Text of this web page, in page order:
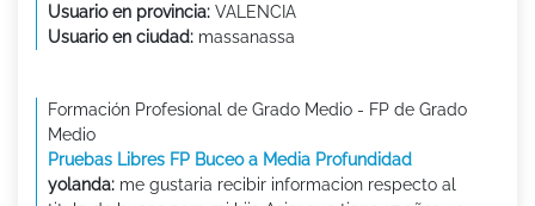
Usuario en provincia: VALENCIA
Usuario en ciudad: massanassa
Formación Profesional de Grado Medio - FP de Grado
Medio
Pruebas Libres FP Buceo a Media Profundidad
yolanda: me gustaria recibir informacion respecto al